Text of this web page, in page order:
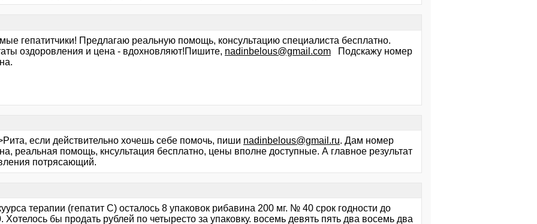
гепатитчики! Предлагаю реальную помощь, консультацию специалиста бесплатно.
оздоровления и цена - вдохновляют!Пишите, nadinbelous@gmail.com Подскажу номер
если действительно хочешь себе помочь, пиши nadinbelous@gmail.ru. Дам номер
реальная помощь, кнсультация бесплатно, цены вполне доступные. А главное результат
потрясающий.
терапии (гепатит С) осталось 8 упаковок рибавина 200 мг. № 40 срок годности до
Хотелось бы продать рублей по четыресто за упаковку. восемь девять пять два восемь два